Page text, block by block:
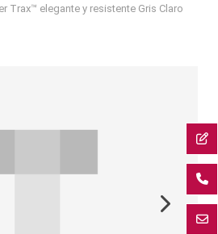
Trax™ elegante y resistente Gris Claro